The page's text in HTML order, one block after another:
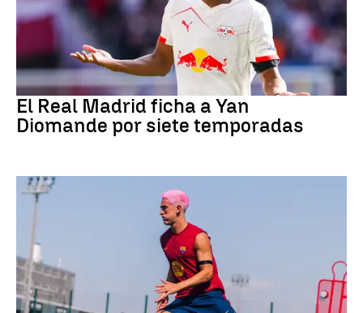
Fútbol
El Real Madrid ficha a Yan
Diomande por siete temporadas